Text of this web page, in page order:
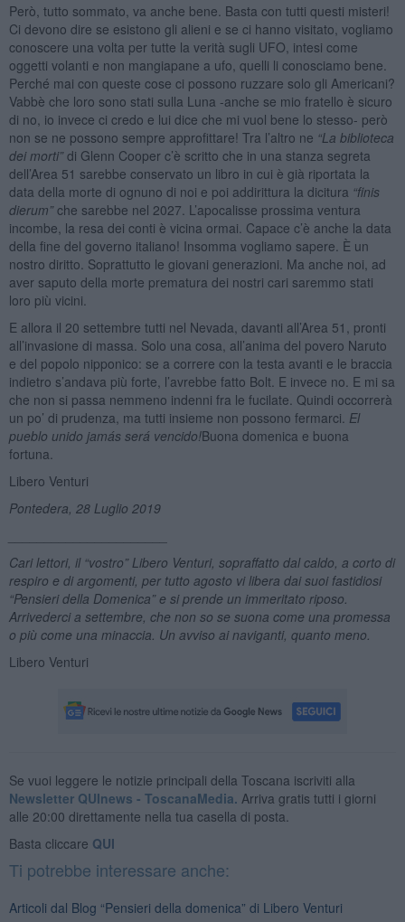
Però, tutto sommato, va anche bene. Basta con tutti questi misteri!
Ci devono dire se esistono gli alieni e se ci hanno visitato, vogliamo
conoscere una volta per tutte la verità sugli UFO, intesi come
oggetti volanti e non mangiapane a ufo, quelli li conosciamo bene.
Perché mai con queste cose ci possono ruzzare solo gli Americani?
Vabbè che loro sono stati sulla Luna -anche se mio fratello è sicuro
di no, io invece ci credo e lui dice che mi vuol bene lo stesso- però
non se ne possono sempre approfittare! Tra l’altro ne “La biblioteca
dei morti”di Glenn Cooper c’è scritto che in una stanza segreta
dell’Area 51 sarebbe conservato un libro in cui è già riportata la
data della morte di ognuno di noi e poi addirittura la dicitura “finis
dierum”che sarebbe nel 2027. L’apocalisse prossima ventura
incombe, la resa dei conti è vicina ormai. Capace c’è anche la data
della fine del governo italiano! Insomma vogliamo sapere. È un
nostro diritto. Soprattutto le giovani generazioni. Ma anche noi, ad
aver saputo della morte prematura dei nostri cari saremmo stati
loro più vicini.
E allora il 20 settembre tutti nel Nevada, davanti all’Area 51, pronti
all’invasione di massa. Solo una cosa, all’anima del povero Naruto
e del popolo nipponico: se a correre con la testa avanti e le braccia
indietro s’andava più forte, l’avrebbe fatto Bolt. E invece no. E mi sa
che non si passa nemmeno indenni fra le fucilate. Quindi occorrerà
un po’ di prudenza, ma tutti insieme non possono fermarci. El
pueblo unido jamás será vencido!Buona domenica e buona
fortuna.
Libero Venturi
Pontedera, 28 Luglio 2019
Cari lettori, il “vostro” Libero Venturi, sopraffatto dal caldo, a corto di
respiro e di argomenti, per tutto agosto vi libera dai suoi fastidiosi
“Pensieri della Domenica” e si prende un immeritato riposo.
Arrivederci a settembre, che non so se suona come una promessa
o più come una minaccia. Un avviso ai naviganti, quanto meno.
Libero Venturi
Se vuoi leggere le notizie principali della Toscana iscriviti alla
Newsletter QUInews - ToscanaMedia. Arriva gratis tutti i giorni
alle 20:00 direttamente nella tua casella di posta.
Basta cliccare QUI
Ti potrebbe interessare anche:
Articoli dal Blog “Pensieri della domenica” di Libero Venturi